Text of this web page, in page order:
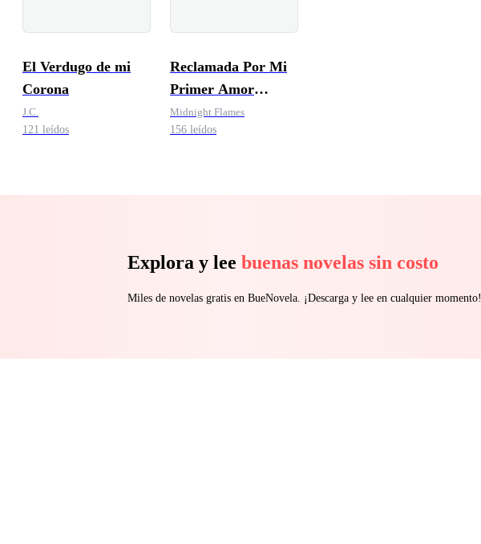
El Verdugo de mi
Corona
J.C.
121 leídos
Reclamada Por Mi
Primer Amor
Multimillionario
Midnight Flames
156 leídos
Explora y lee buenas novelas sin costo
Miles de novelas gratis en BueNovela. ¡Descarga y lee en cualquier momento!